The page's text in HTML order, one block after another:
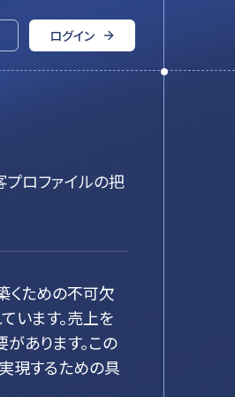
ログイン
プロファイルの把
くための不可欠
います。売上を
あります。この
現するための具